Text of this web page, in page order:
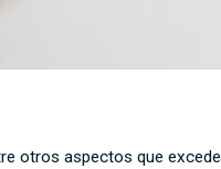
otros aspectos que